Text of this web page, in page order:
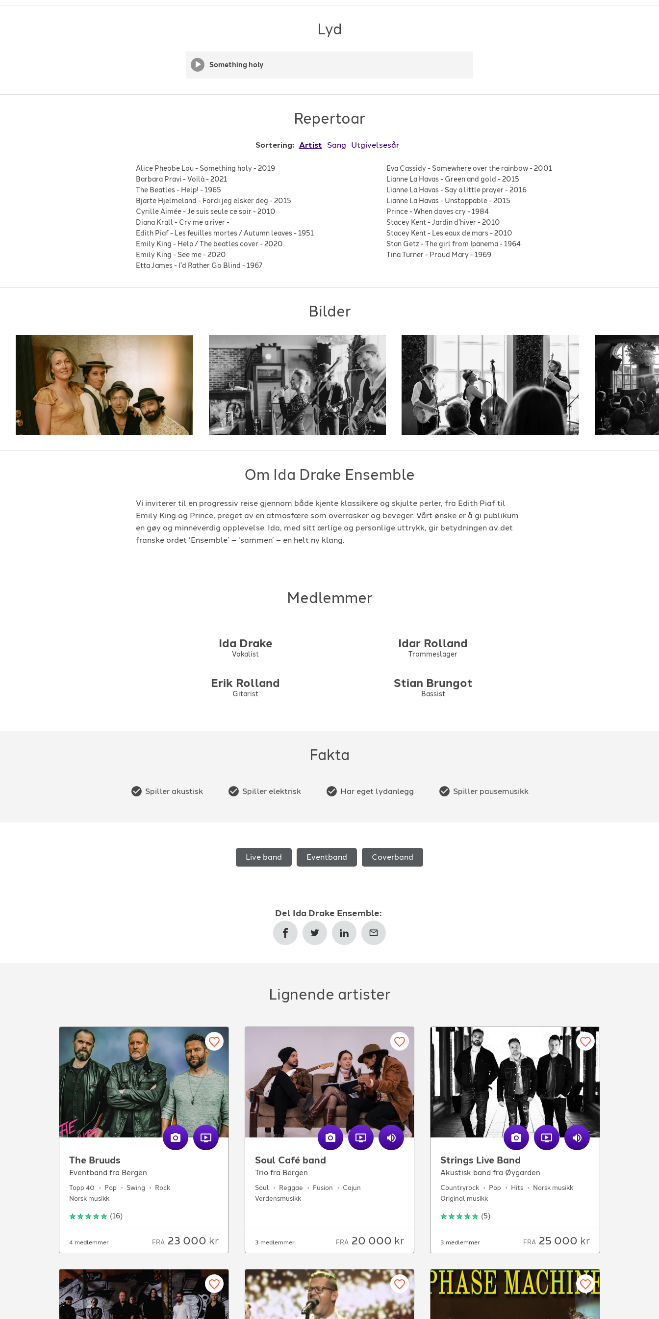
Lyd
Something holy
Repertoar
Sortering: Artist Sang Utgivelsesår
Alice Pheobe Lou - Something holy-2019
Barbara Pravi -Voilà-2021
The Beatles- Help! -1965
Bjarte Hjelmeland - Fordi jeg elsker deg -2015
Cyrille Aimée-Je suis seule ce soir-2010
Diana Krall - Cry me a river-
Edith Piaf- Les feuilles mortes / Autumn leaves-1951
Emily King - Help / The beatles cover-2020
Emily King - See me-2020
Etta James- I'd Rather Go Blind -1967
Eva Cassidy- Somewhere over the rainbow-2001
Lianne La Havas- Green and gold -2015
Lianne La Havas- Say a little prayer-2016
Lianne La Havas- Unstoppable-2015
Prince-When doves cry-1984
Stacey Kent-Jardin d'hiver-2010
Stacey Kent- Les eaux de mars-2010
Stan Getz-The girl from Ipanema-1964
Tina Turner- Proud Mary-1969
Bilder
Om Ida Drake Ensemble
Vi inviterer til en progressiv reise gjennom både kjente klassikere og skjulte perler, fra Edith Piaf til
Emily King og Prince, preget av en atmosfære som overrasker og beveger. Vårt ønske er å gi publikum
en gøy og minneverdig opplevelse. Ida, med sitt ærlige og personlige uttrykk, gir betydningen av det
franske ordet ‘Ensemble’ – ‘sammen’ – en helt ny klang.
Medlemmer
Ida Drake
Vokalist
Idar Rolland
Trommeslager
Erik Rolland
Gitarist
Stian Brungot
Bassist
Fakta
Spiller akustisk Spiller elektrisk Har eget lydanlegg Spiller pausemusikk
Live band Eventband Coverband
Del Ida Drake Ensemble:
Lignende artister
The Bruuds
Eventband fra Bergen
Topp 40 Pop Swing
Rock
Norsk musikk
(16)
4 medlemmer FRA 23 000 kr
Soul Café band
Trio fra Bergen
Soul Reggae Fusion
Cajun
Verdensmusikk
3 medlemmer FRA 20 000 kr
Strings Live Band
Akustisk band fra Øygarden
Countryrock Pop Hits
Norsk musikk
Original musikk
(5)
3 medlemmer FRA 25 000 kr